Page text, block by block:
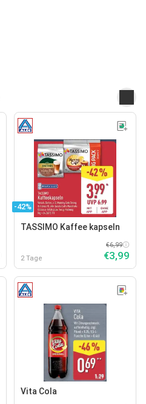
-42%
TASSIMO Kaffee kapseln
2 Tage
€6,99
€3,99
Vita Cola